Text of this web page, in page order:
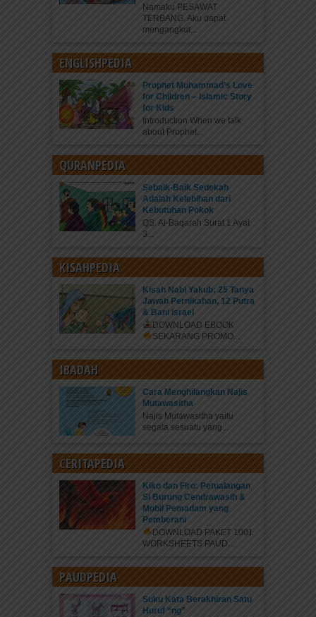
Namaku PESAWAT
TERBANG. Aku dapat
mengangkut...
ENGLISHPEDIA
Prophet Muhammad’s Love
for Children – Islamic Story
for Kids
Introduction When we talk
about Prophet...
QURANPEDIA
Sebaik-Baik Sedekah
Adalah Kelebihan dari
Kebutuhan Pokok
QS. Al-Baqarah Surat 1 Ayat
3...
KISAHPEDIA
Kisah Nabi Yakub: 25 Tanya
Jawab Pernikahan, 12 Putra
& Bani Israel
DOWNLOAD EBOOK
SEKARANG PROMO...
IBADAH
Cara Menghilangkan Najis
Mutawasitha
Najis Mutawasitha yaitu
segala sesuatu yang...
CERITAPEDIA
Kiko dan Firo: Petualangan
Si Burung Cendrawasih &
Mobil Pemadam yang
Pemberani
DOWNLOAD PAKET 1001
WORKSHEETS PAUD...
PAUDPEDIA
Suku Kata Berakhiran Satu
Huruf “ng”